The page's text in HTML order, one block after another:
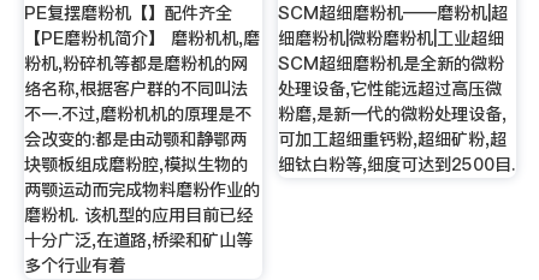
PE复摆磨粉机【】配件齐全
【PE磨粉机简介】 磨粉机机,磨
粉机,粉碎机等都是磨粉机的网
络名称,根据客户群的不同叫法
不一.不过,磨粉机机的原理是不
会改变的:都是由动颚和静鄂两
块颚板组成磨粉腔,模拟生物的
两颚运动而完成物料磨粉作业的
磨粉机. 该机型的应用目前已经
十分广泛,在道路,桥梁和矿山等
多个行业有着
SCM超细磨粉机——磨粉机|超
细磨粉机|微粉磨粉机|工业超细
SCM超细磨粉机是全新的微粉
处理设备,它性能远超过高压微
粉磨,是新一代的微粉处理设备,
可加工超细重钙粉,超细矿粉,超
细钛白粉等,细度可达到2500目.